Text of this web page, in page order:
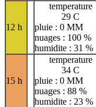
12 h
temperature
29 C
pluie : 0 MM
nuages : 100 %
humidite : 31 %
15 h
temperature
34 C
pluie : 0 MM
nuages : 88 %
humidite : 23 %